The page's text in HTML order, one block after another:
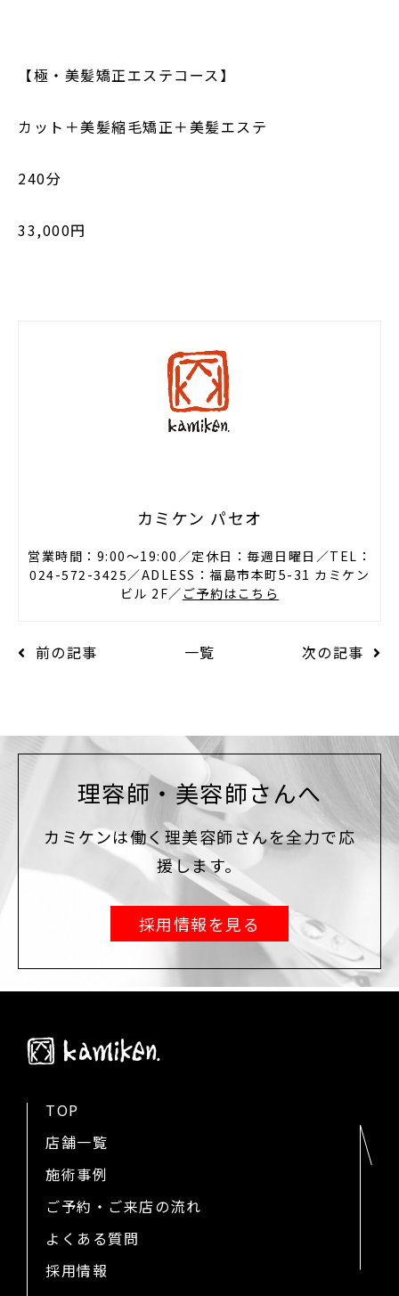
【極・美髪矯正エステコース】
カット＋美髪縮毛矯正＋美髪エステ
240分
33,000円
カミケン パセオ
営業時間：9:00〜19:00／定休日：毎週日曜日／TEL：
024-572-3425／ADLESS：福島市本町5-31 カミケン
ビル 2F／ ご予約はこちら
前の記事 一覧 次の記事
理容師・美容師さんへ
カミケンは働く理美容師さんを全力で応
援します。
採用情報を見る
TOP
店舗一覧
施術事例
ご予約・ご来店の流れ
よくある質問
採用情報